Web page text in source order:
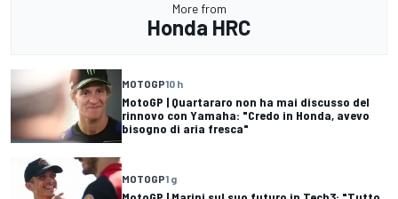
More from
Honda HRC
MOTOGP10 h
MotoGP | Quartararo non ha mai discusso del
rinnovo con Yamaha: "Credo in Honda, avevo
bisogno di aria fresca"
MOTOGP1 g